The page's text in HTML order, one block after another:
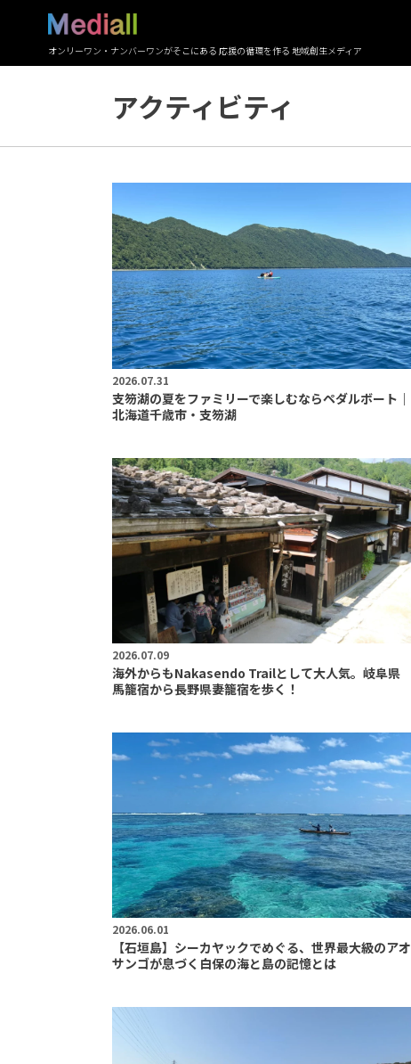
オンリーワン・ナンバーワンがそこにある 応援の循環を作る 地域創生メディア
アクティビティ
2026.07.31
支笏湖の夏をファミリーで楽しむならペダルボート｜
北海道千歳市・支笏湖
2026.07.09
海外からもNakasendo Trailとして大人気。岐阜県
馬籠宿から長野県妻籠宿を歩く！
2026.06.01
【石垣島】シーカヤックでめぐる、世界最大級のアオ
サンゴが息づく白保の海と島の記憶とは